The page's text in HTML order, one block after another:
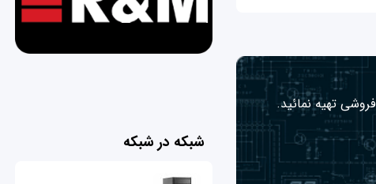
تهیه نمائید.
شبکه در شبکه